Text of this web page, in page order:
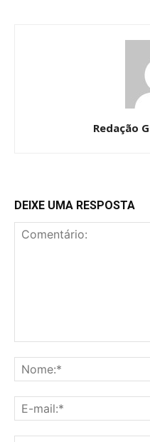
Redação
DEIXE UMA RESPOSTA